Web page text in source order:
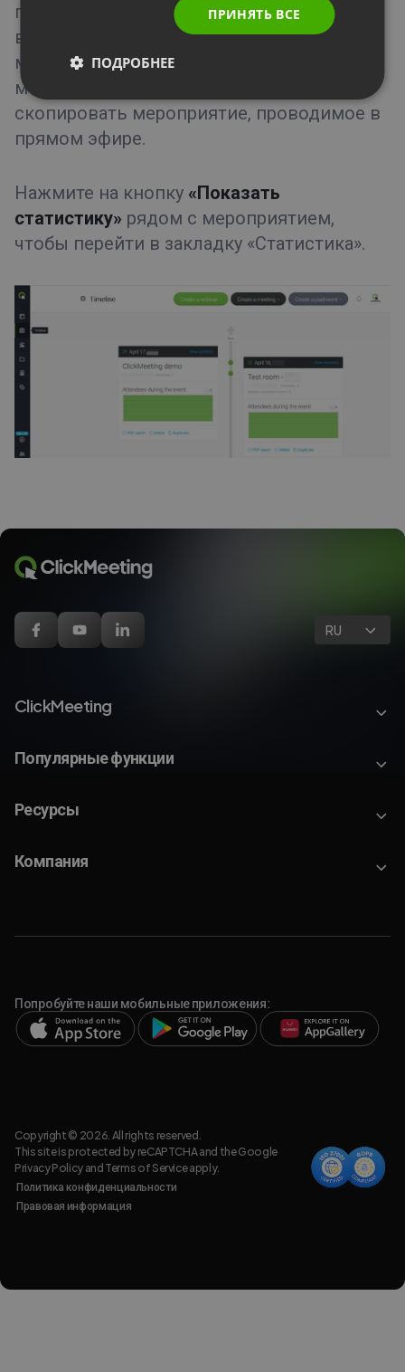
проведенному мероприятию. Кроме того,
вы можете просмотреть запись
мероприятия, а также удалить любое
мероприятие или при необходимости
скопировать мероприятие, проводимое в
прямом эфире.
Нажмите на кнопку «Показать
статистику» рядом с мероприятием,
чтобы перейти в закладку «Статистика».
RU
ClickMeeting
Популярные функции
Ресурсы
Компания
Попробуйте наши мобильные приложения:
Copyright © 2026. All rights reserved.
This site is protected by reCAPTCHA and the Google
Privacy Policyand Terms of Serviceapply.
Политика конфиденциальности
Правовая информация
ПРИНЯТЬ ВСЕ
ПОДРОБНЕЕ